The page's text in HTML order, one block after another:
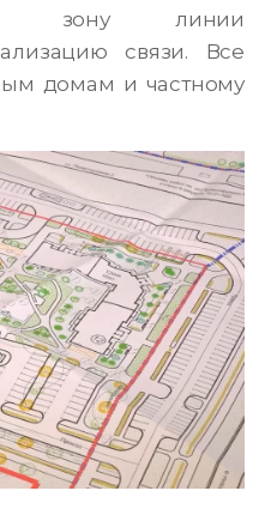
зону линии
связи. Все
домам и частному